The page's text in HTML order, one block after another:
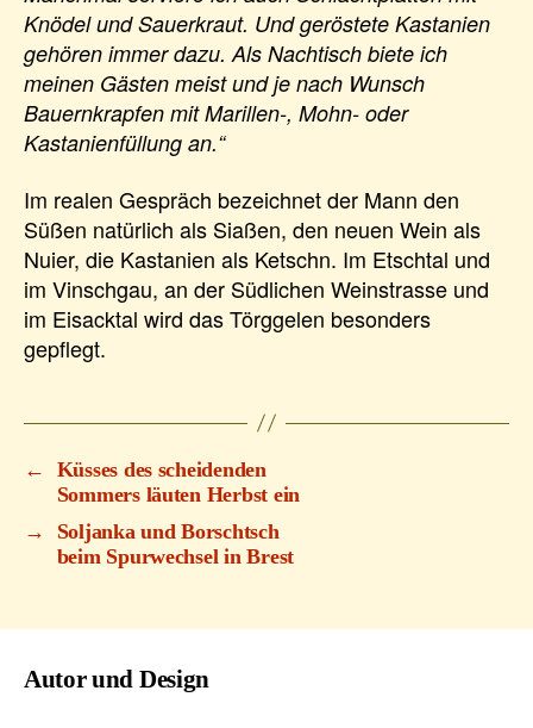
Knödel und Sauerkraut. Und geröstete Kastanien
gehören immer dazu. Als Nachtisch biete ich
meinen Gästen meist und je nach Wunsch
Bauernkrapfen mit Marillen-, Mohn- oder
Kastanienfüllung an.“
Im realen Gespräch bezeichnet der Mann den
Süßen natürlich als Siaßen, den neuen Wein als
Nuier, die Kastanien als Ketschn. Im Etschtal und
im Vinschgau, an der Südlichen Weinstrasse und
im Eisacktal wird das Törggelen besonders
gepflegt.
←
Küsses des scheidenden
Sommers läuten Herbst ein
→
Soljanka und Borschtsch
beim Spurwechsel in Brest
Autor und Design